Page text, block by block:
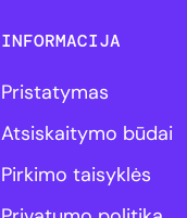
INFORMACIJA
Pristatymas
Atsiskaitymo būdai
Pirkimo taisyklės